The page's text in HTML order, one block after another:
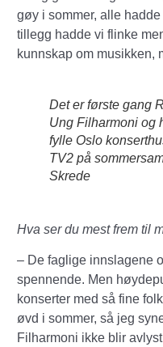
gøy i sommer, alle hadde
tillegg hadde vi flinke
kunnskap om musikken,
Det er første gang
Ung Filharmoni og
fylle Oslo
TV2 på
Skrede
Hva ser du mest frem til
– De faglige innslagene
spennende. Men
konserter med så fine
øvd i sommer, så jeg
Filharmoni ikke blir